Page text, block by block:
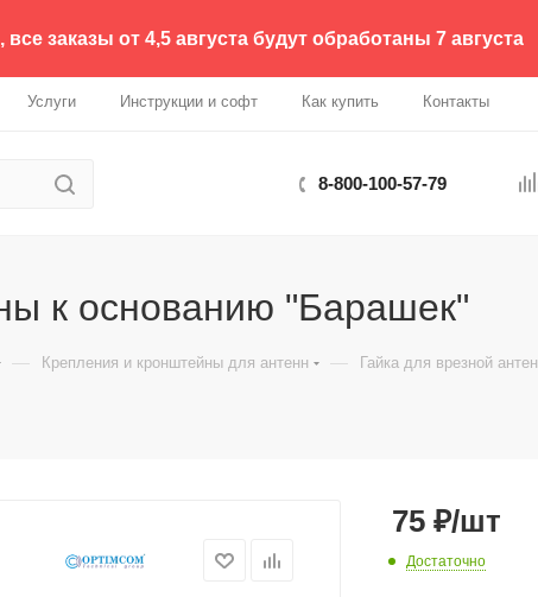
заказы от 4,5 августа будут обработаны 7 августа
Услуги Инструкции и софт Как купить Контакты
8-800-100-57-79
к основанию "Барашек"
— Крепления и кронштейны для антенн — Гайка для врезной
75 ₽/шт
Достаточно